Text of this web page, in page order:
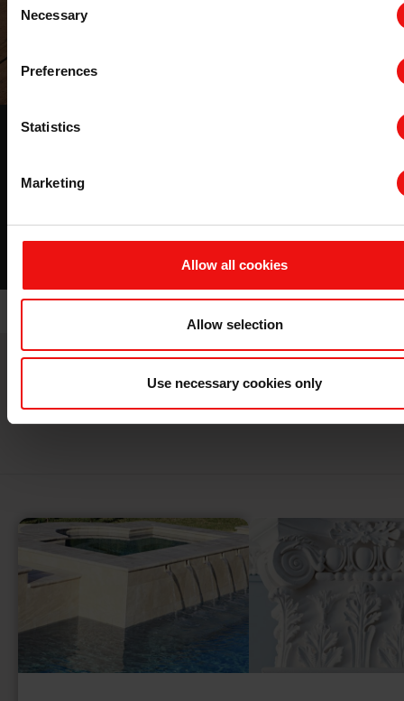
Selection
Necessary
Preferences
Statistics
Marketing
Allow all cookies
Allow selection
Use necessary cookies only
BLUESIL™ BP 9920
下载
相关应用